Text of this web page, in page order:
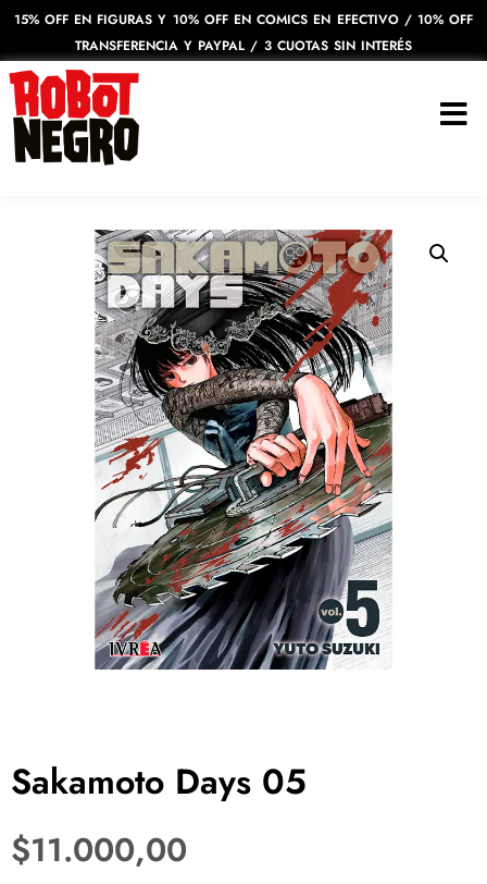
15% OFF EN FIGURAS Y 10% OFF EN COMICS EN EFECTIVO / 10% OFF
TRANSFERENCIA Y PAYPAL / 3 CUOTAS SIN INTERÉS
Sakamoto Days 05
$11.000,00